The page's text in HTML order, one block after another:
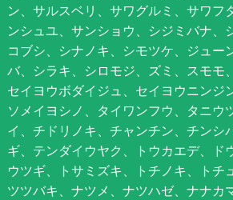
ン、サルスベリ、サワグルミ、サワフ
ンシュユ、サンショウ、シジミバナ、
コブシ、シナノキ、シモツケ、ジュー
バ、シラキ、シロモジ、ズミ、スモモ
セイヨウボダイジュ、セイヨウニンジ
ソメイヨシノ、タイワンフウ、タニウ
イ、チドリノキ、チャンチン、チンシ
ギ、テンダイウヤク、トウカエデ、ド
ウツギ、トサミズキ、トチノキ、トチ
ツツバキ、ナツメ、ナツハゼ、ナナカ